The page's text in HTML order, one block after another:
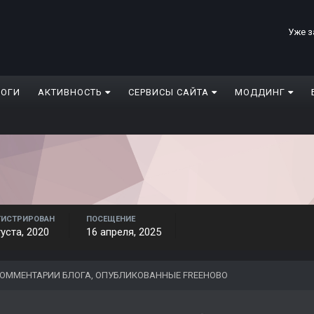
Уже
АКТИВНОСТЬ СЕРВИСЫ САЙТА МОДДИНГ
2020
ПОСЕЩЕНИЕ
16 апреля, 2025
БЛОГА, ОПУБЛИКОВАННЫЕ FREEHOBO